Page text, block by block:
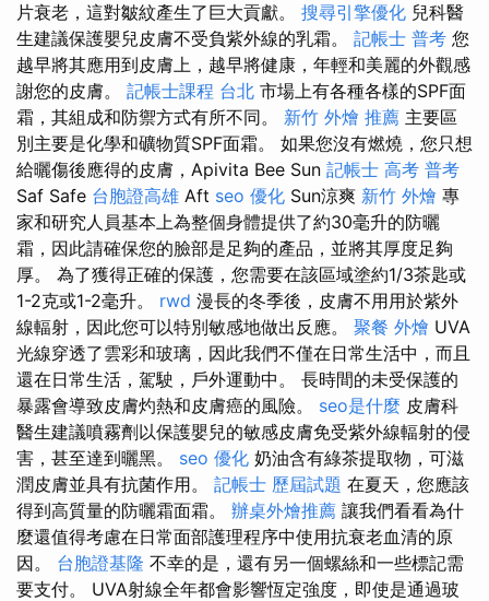
片衰老，這對皺紋產生了巨大貢獻。 搜尋引擎優化 兒科醫
生建議保護嬰兒皮膚不受負紫外線的乳霜。 記帳士 普考 您
越早將其應用到皮膚上，越早將健康，年輕和美麗的外觀感
謝您的皮膚。 記帳士課程 台北 市場上有各種各樣的SPF面
霜，其組成和防禦方式有所不同。 新竹 外燴 推薦 主要區
別主要是化學和礦物質SPF面霜。 如果您沒有燃燒，您只想
給曬傷後應得的皮膚，Apivita Bee Sun 記帳士 高考 普考
Saf Safe 台胞證高雄 Aft seo 優化 Sun涼爽 新竹 外燴 專
家和研究人員基本上為整個身體提供了約30毫升的防曬
霜，因此請確保您的臉部是足夠的產品，並將其厚度足夠
厚。 為了獲得正確的保護，您需要在該區域塗約1/3茶匙或
1-2克或1-2毫升。 rwd 漫長的冬季後，皮膚不用用於紫外
線輻射，因此您可以特別敏感地做出反應。 聚餐 外燴 UVA
光線穿透了雲彩和玻璃，因此我們不僅在日常生活中，而且
還在日常生活，駕駛，戶外運動中。 長時間的未受保護的
暴露會導致皮膚灼熱和皮膚癌的風險。 seo是什麼 皮膚科
醫生建議噴霧劑以保護嬰兒的敏感皮膚免受紫外線輻射的侵
害，甚至達到曬黑。 seo 優化 奶油含有綠茶提取物，可滋
潤皮膚並具有抗菌作用。 記帳士 歷屆試題 在夏天，您應該
得到高質量的防曬霜面霜。 辦桌外燴推薦 讓我們看看為什
麼還值得考慮在日常面部護理程序中使用抗衰老血清的原
因。 台胞證基隆 不幸的是，還有另一個螺絲和一些標記需
要支付。 UVA射線全年都會影響恆定強度，即使是通過玻